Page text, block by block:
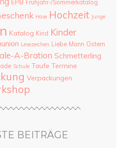
EPB Frühjahr-/Sommerkatalog
Hase Hochzeit Junge
Katalog Kind Kinder
Lesezeichen Liebe Mann Ostern
A-Bration Schmetterling
Schule Taufe Termine
Verpackungen
BEITRÄGE